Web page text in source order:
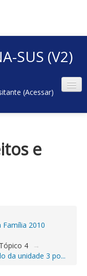
SUS (V2)
(Acessar)
e
Família 2010
Tópico 4
→
da unidade 3 po...